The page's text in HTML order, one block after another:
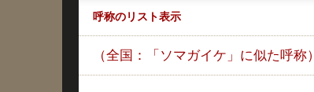
呼称のリスト表示
（全国：「ソマガイケ」に似た呼称）